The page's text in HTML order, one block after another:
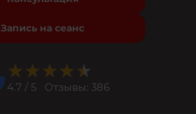
Запись на сеанс
★★★★★
★★★★★
4.7 / 5 Отзывы: 386